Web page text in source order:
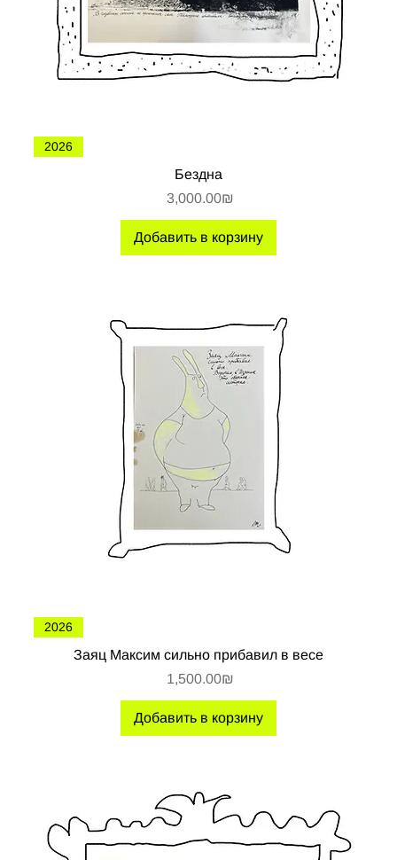
2026
Бездна
Цена
‏3,000.00 ‏₪
Добавить в корзину
2026
Заяц Максим сильно прибавил в весе
Цена
‏1,500.00 ‏₪
Добавить в корзину